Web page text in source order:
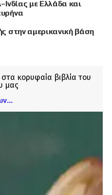
με Ελλάδα και
στην αμερικανική βάση
στα κορυφαία βιβλία του
μας